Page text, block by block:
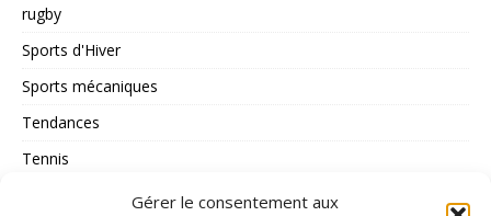
Gérer le consentement aux
rugby
Sports d'Hiver
Sports mécaniques
Tendances
Tennis
Tennis de Table